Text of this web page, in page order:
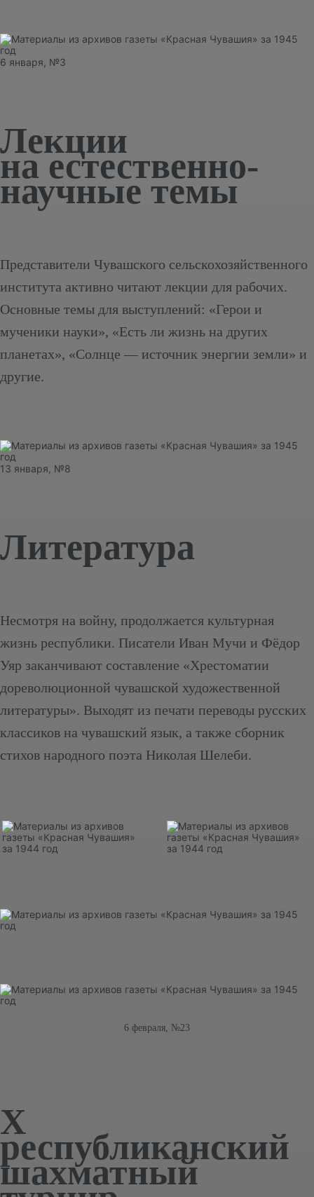
6 января, №3
Лекции
на естественно-
научные темы
Представители Чувашского сельскохозяйственного
института активно читают лекции для рабочих.
Основные темы для выступлений: «Герои и
мученики науки», «Есть ли жизнь на других
планетах», «Солнце — источник энергии земли» и
другие.
13 января, №8
Литература
Несмотря на войну, продолжается культурная
жизнь республики. Писатели Иван Мучи и Фёдор
Уяр заканчивают составление «Хрестоматии
дореволюционной чувашской художественной
литературы». Выходят из печати переводы русских
классиков на чувашский язык, а также сборник
стихов народного поэта Николая Шелеби.
6 февраля, №23
X
республиканский
шахматный